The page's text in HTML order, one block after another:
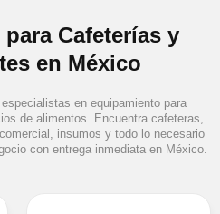
Cafeterías y
en México
en equipamiento para
de alimentos. Encuentra cafeteras,
insumos y todo lo necesario
con entrega inmediata en México.